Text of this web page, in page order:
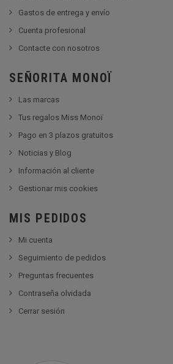
Gastos de entrega y envío
Cuenta profesional
Contacte con nosotros
SEÑORITA MONOÏ
Las marcas
Tus regalos Miss Monoï
Pago en 3 plazos gratuitos
Noticias y Blog
Información al cliente
Gestionar mis cookies
MIS PEDIDOS
Mi cuenta
Seguimiento de pedidos
Preguntas frecuentes
Contraseña olvidada
Cerrar sesión